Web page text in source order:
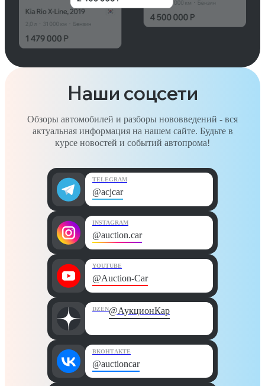
Наши соцсети
Обзоры автомобилей и разборы нововведений - вся
актуальная информация на нашем сайте. Будьте в
курсе новостей и событий автопрома!
TELEGRAM
@acjcar
INSTAGRAM
@auction.car
YOUTUBE
@Auction-Car
DZEN@АукционКар
ВКОНТАКТЕ
@auctioncar